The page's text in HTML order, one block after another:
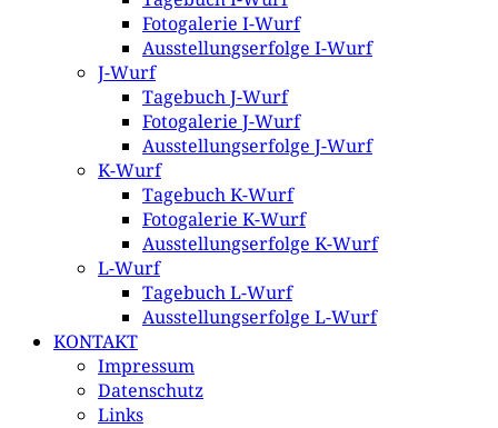
Fotogalerie I-Wurf
Ausstellungserfolge I-Wurf
J-Wurf
Tagebuch J-Wurf
Fotogalerie J-Wurf
Ausstellungserfolge J-Wurf
K-Wurf
Tagebuch K-Wurf
Fotogalerie K-Wurf
Ausstellungserfolge K-Wurf
L-Wurf
Tagebuch L-Wurf
Ausstellungserfolge L-Wurf
KONTAKT
Impressum
Datenschutz
Links